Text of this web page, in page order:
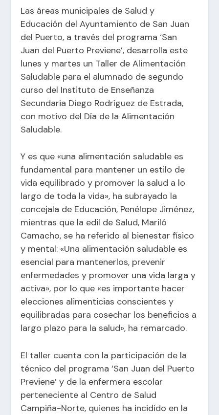
Las áreas municipales de Salud y
Educación delAyuntamiento de San Juan
del Puerto, a través del programa ‘San
Juan del Puerto Previene’, desarrolla este
lunes y martes un Taller de Alimentación
Saludable para el alumnado de segundo
curso del Instituto de Enseñanza
Secundaria Diego Rodríguez de Estrada,
con motivo del Día de la Alimentación
Saludable.
Y es que «una alimentación saludable es
fundamental para mantener un estilo de
vida equilibrado y promover la salud a lo
largo de toda la vida», ha subrayado la
concejala de Educación, Penélope Jiménez,
mientras que la edil de Salud, Mariló
Camacho, se ha referido al bienestar físico
y mental: «Una alimentación saludable es
esencial para mantenerlos, prevenir
enfermedades y promover una vida larga y
activa», por lo que «es importante hacer
elecciones alimenticias conscientes y
equilibradas para cosechar los beneficios a
largo plazo para la salud», ha remarcado.
El taller cuenta con la participación de la
técnico del programa ‘San Juan del Puerto
Previene’ y de la enfermera escolar
perteneciente al Centro de Salud
Campiña-Norte, quienes ha incidido en la